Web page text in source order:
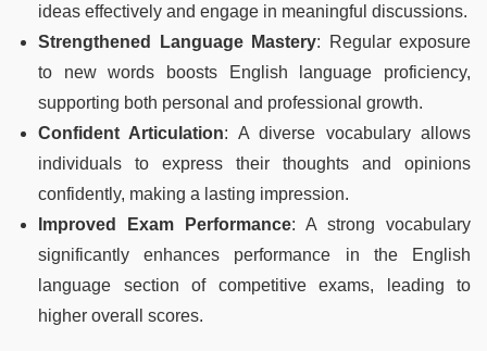
ideas effectively and engage in meaningful discussions.
Strengthened Language Mastery: Regular exposure
to new words boosts English language proficiency,
supporting both personal and professional growth.
Confident Articulation: A diverse vocabulary allows
individuals to express their thoughts and opinions
confidently, making a lasting impression.
Improved Exam Performance: A strong vocabulary
significantly enhances performance in the English
language section of competitive exams, leading to
higher overall scores.